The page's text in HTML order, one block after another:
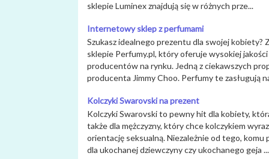
sklepie Luminex znajdują się w różnych prze...
Internetowy sklep z perfumami
Szukasz idealnego prezentu dla swojej
sklepie Perfumy.pl, który oferuje wysokiej
producentów na rynku. Jedną z ciekawszych
producenta Jimmy Choo. Perfumy te zasługują
Kolczyki Swarovski na prezent
Kolczyki Swarovski to pewny hit dla kobiety,
także dla mężczyzny, który chce kolczykiem
orientację seksualną. Niezależnie od tego,
dla ukochanej dziewczyny czy ukochanego geja ...